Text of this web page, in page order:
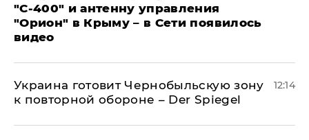
"С‑400" и антенну управления
"Орион" в Крыму – в Сети появилось
видео
Украина готовит Чернобыльскую зону
к повторной обороне – Der Spiegel
12:14